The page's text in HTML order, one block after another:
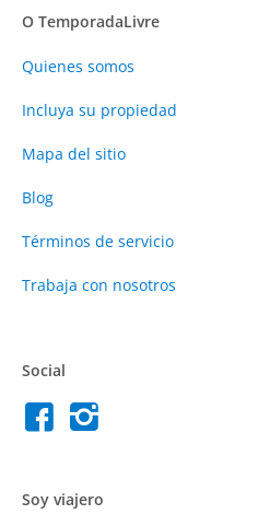
O TemporadaLivre
Quienes somos
Incluya su propiedad
Mapa del sitio
Blog
Términos de servicio
Trabaja con nosotros
Social
Soy viajero